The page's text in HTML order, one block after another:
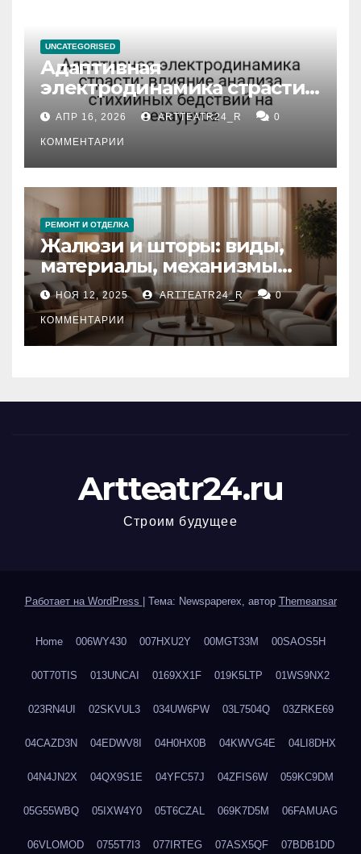
UNCATEGORISED
Адаптивная
электродинамика страсти:
влияние анализа
стихийных бедствий на
тезауруса
АПР 16, 2026 ARTTEATR24_R 0
КОММЕНТАРИИ
РЕМОНТ И ОТДЕЛКА
Жалюзи и шторы: виды,
материалы, механизмы
управления и уход
НОЯ 12, 2025 ARTTEATR24_R 0
КОММЕНТАРИИ
Artteatr24.ru
Строим будущее
Работает на WordPress Тема: Newspaperex, автор Themeansar
Home 006WY430 007HXU2Y 00MGT33M 00SAOS5H
00T70TIS 013UNCAI 0169XX1F 019K5LTP 01WS9NX2
023RN4UI 02SKVUL3 034UW6PW 03L7504Q 03ZRKE69
04CAZD3N 04EDWV8I 04H0HX0B 04KWVG4E 04LI8DHX
04N4JN2X 04QX9S1E 04YFC57J 04ZFIS6W 059KC9DM
05G55WBQ 05IXW4Y0 05T6CZAL 069K7D5M 06FAMUAG
06VLOMOD 0755T7I3 077IRTEG 07ASX5QF 07BDB1DD